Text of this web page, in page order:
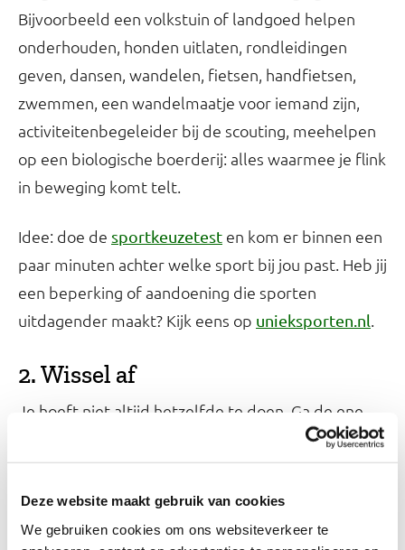
Deze website maakt gebruik van cookies
We gebruiken cookies om ons websiteverkeer te
Bijvoorbeeld een volkstuin of landgoed helpen
onderhouden, honden uitlaten, rondleidingen
geven, dansen, wandelen, fietsen, handfietsen,
zwemmen, een wandelmaatje voor iemand zijn,
activiteitenbegeleider bij de scouting, meehelpen
op een biologische boerderij: alles waarmee je flink
in beweging komt telt.
Idee: doe de sportkeuzetest en kom er binnen een
paar minuten achter welke sport bij jou past. Heb jij
een beperking of aandoening die sporten
uitdagender maakt? Kijk eens op unieksporten.nl.
2. Wissel af
Je hoeft niet altijd hetzelfde te doen. Ga de ene
dag fietsen, de andere dag zwemmen, en dan
weer eens wandelen of dansen.
3. Verwerk het in je routine